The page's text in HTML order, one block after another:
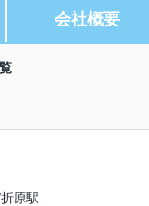
会社概要
折原駅